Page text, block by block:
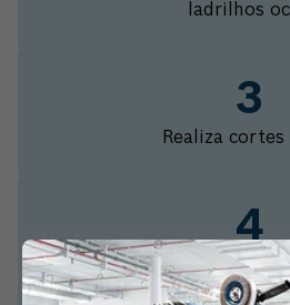
ladrilhos
Realiza
Mais desempenho para
Acessórios